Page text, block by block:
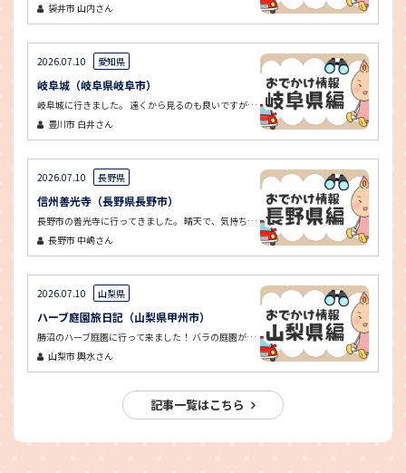
袋井市山内さん
2026.07.10 愛知県
岐阜城（岐阜県岐阜市）
岐阜城に行きました。 遠くから見るのも良いですが、ロープウェイに乗って近くで見る岐阜城は、迫力があって圧巻でした。
豊川市 白井さん
2026.07.10 長野県
信州善光寺（長野県長野市）
長野市の善光寺に行ってきました。 晴天で、気持ち良く参拝できました。 中店で名物のおやき、門前でお蕎麦を食べました。どちらも美味しかった！ お土産に、八幡屋礒五郎の本店で、自分で香辛料を調合したものを購入しました。
長野市中嶋さん
2026.07.10 山梨県
ハーブ庭園旅日記（山梨県甲州市）
勝沼のハーブ庭園に行って来ました！ バラの庭園がとても綺麗でした。香りも良かったです。 足湯にも入ることができ、気持ち良かったです！
山梨市輿水さん
記事一覧はこちら